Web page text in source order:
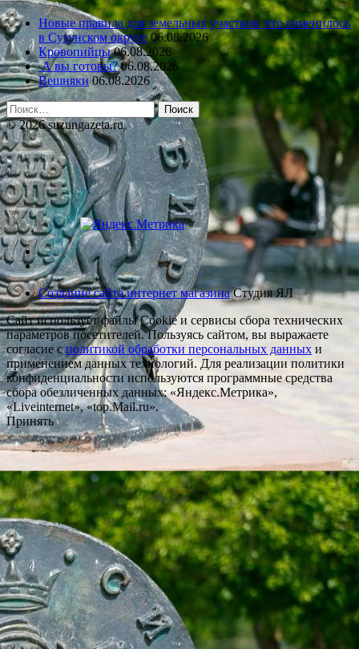
Новые правила для земельных участков: что изменилось
в Сузунском округе 06.08.2026
Кровопийцы 06.08.2026
А вы готовы? 06.08.2026
Вешняки 06.08.2026
Найти:
© 2026 suzungazeta.ru
Создание сайта интернет магазинаСтудия ЯЛ
Сайт использует файлы Cookie и сервисы сбора технических
параметров посетителей. Пользуясь сайтом, вы выражаете
согласие сполитикой обработки персональных данных и
применением данных технологий. Для реализации политики
конфиденциальности используются программные средства
сбора обезличенных данных: «Яндекс.Метрика»,
«Liveinternet», «top.Mail.ru».
Принять